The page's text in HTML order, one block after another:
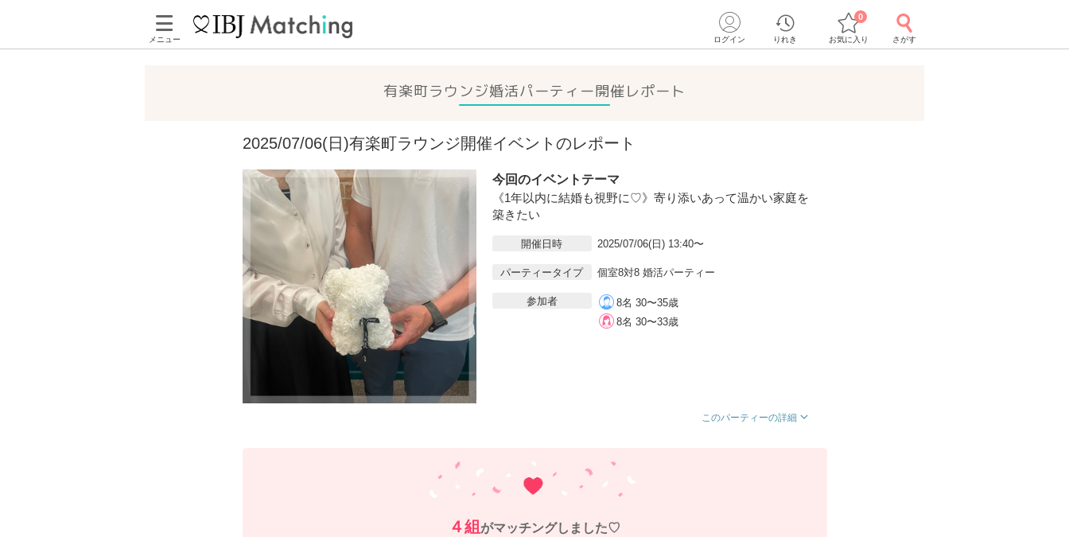
メニュー ログイン りれき お気に入り
0
さがす
有楽町ラウンジ婚活パーティー開催レポート
2025/07/06(日)有楽町ラウンジ開催イベントのレポート
今回のイベントテーマ
《1年以内に結婚も視野に♡》寄り添いあって温かい家庭を
築きたい
開催日時 2025/07/06(日) 13:40〜
パーティータイプ 個室8対8 婚活パーティー
参加者
8名 30〜35歳
8名 30〜33歳
このパーティーの詳細
４組 がマッチングしました♡